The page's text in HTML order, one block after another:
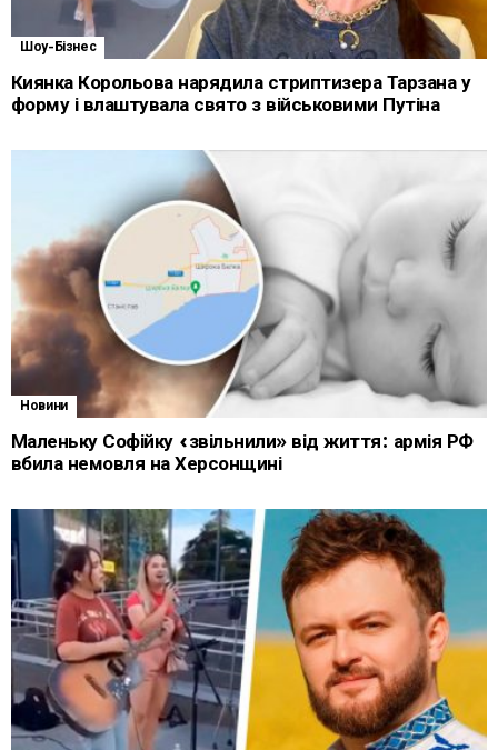
Шоу-Бізнес
Киянка Корольова нарядила стриптизера Тарзана у
форму і влаштувала свято з військовими Путіна
Новини
Маленьку Софійку «звільнили» від життя: армія РФ
вбила немовля на Херсонщині